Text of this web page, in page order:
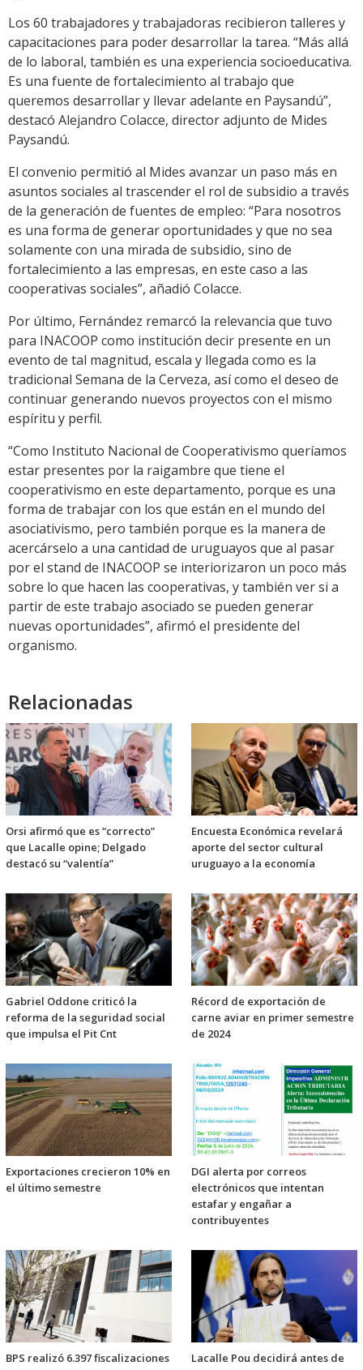
Los 60 trabajadores y trabajadoras recibieron talleres y
capacitaciones para poder desarrollar la tarea. “Más allá
de lo laboral, también es una experiencia socioeducativa.
Es una fuente de fortalecimiento al trabajo que
queremos desarrollar y llevar adelante en Paysandú”,
destacó Alejandro Colacce, director adjunto de Mides
Paysandú.
El convenio permitió al Mides avanzar un paso más en
asuntos sociales al trascender el rol de subsidio a través
de la generación de fuentes de empleo: “Para nosotros
es una forma de generar oportunidades y que no sea
solamente con una mirada de subsidio, sino de
fortalecimiento a las empresas, en este caso a las
cooperativas sociales”, añadió Colacce.
Por último, Fernández remarcó la relevancia que tuvo
para INACOOP como institución decir presente en un
evento de tal magnitud, escala y llegada como es la
tradicional Semana de la Cerveza, así como el deseo de
continuar generando nuevos proyectos con el mismo
espíritu y perfil.
“Como Instituto Nacional de Cooperativismo queríamos
estar presentes por la raigambre que tiene el
cooperativismo en este departamento, porque es una
forma de trabajar con los que están en el mundo del
asociativismo, pero también porque es la manera de
acercárselo a una cantidad de uruguayos que al pasar
por el stand de INACOOP se interiorizaron un poco más
sobre lo que hacen las cooperativas, y también ver si a
partir de este trabajo asociado se pueden generar
nuevas oportunidades”, afirmó el presidente del
organismo.
Relacionadas
Orsi afirmó que es “correcto”
que Lacalle opine; Delgado
destacó su “valentía”
Encuesta Económica revelará
aporte del sector cultural
uruguayo a la economía
Gabriel Oddone criticó la
reforma de la seguridad social
que impulsa el Pit Cnt
Récord de exportación de
carne aviar en primer semestre
de 2024
Exportaciones crecieron 10% en
el último semestre
DGI alerta por correos
electrónicos que intentan
estafar y engañar a
contribuyentes
BPS realizó 6.397 fiscalizaciones
Lacalle Pou decidirá antes de